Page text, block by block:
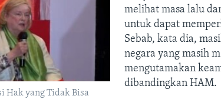
Hak yang Tidak Bisa
melihat masa lalu
untuk dapat
Sebab, kata dia,
negara yang masih
mengutamakan
dibandingkan HAM.